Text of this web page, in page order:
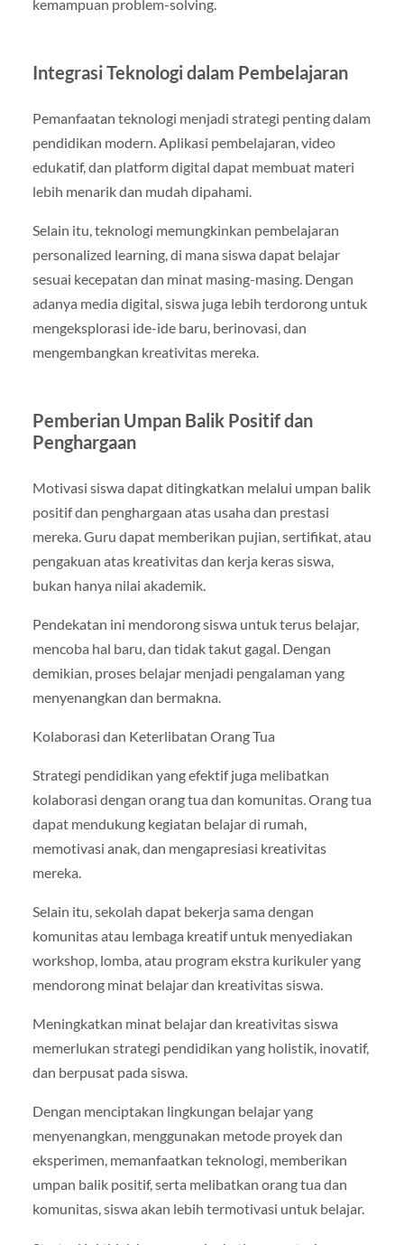
kemampuan problem-solving.
Integrasi Teknologi dalam Pembelajaran
Pemanfaatan teknologi menjadi strategi penting dalam
pendidikan modern. Aplikasi pembelajaran, video
edukatif, dan platform digital dapat membuat materi
lebih menarik dan mudah dipahami.
Selain itu, teknologi memungkinkan pembelajaran
personalized learning, di mana siswa dapat belajar
sesuai kecepatan dan minat masing-masing. Dengan
adanya media digital, siswa juga lebih terdorong untuk
mengeksplorasi ide-ide baru, berinovasi, dan
mengembangkan kreativitas mereka.
Pemberian Umpan Balik Positif dan
Penghargaan
Motivasi siswa dapat ditingkatkan melalui umpan balik
positif dan penghargaan atas usaha dan prestasi
mereka. Guru dapat memberikan pujian, sertifikat, atau
pengakuan atas kreativitas dan kerja keras siswa,
bukan hanya nilai akademik.
Pendekatan ini mendorong siswa untuk terus belajar,
mencoba hal baru, dan tidak takut gagal. Dengan
demikian, proses belajar menjadi pengalaman yang
menyenangkan dan bermakna.
Kolaborasi dan Keterlibatan Orang Tua
Strategi pendidikan yang efektif juga melibatkan
kolaborasi dengan orang tua dan komunitas. Orang tua
dapat mendukung kegiatan belajar di rumah,
memotivasi anak, dan mengapresiasi kreativitas
mereka.
Selain itu, sekolah dapat bekerja sama dengan
komunitas atau lembaga kreatif untuk menyediakan
workshop, lomba, atau program ekstra kurikuler yang
mendorong minat belajar dan kreativitas siswa.
Meningkatkan minat belajar dan kreativitas siswa
memerlukan strategi pendidikan yang holistik, inovatif,
dan berpusat pada siswa.
Dengan menciptakan lingkungan belajar yang
menyenangkan, menggunakan metode proyek dan
eksperimen, memanfaatkan teknologi, memberikan
umpan balik positif, serta melibatkan orang tua dan
komunitas, siswa akan lebih termotivasi untuk belajar.